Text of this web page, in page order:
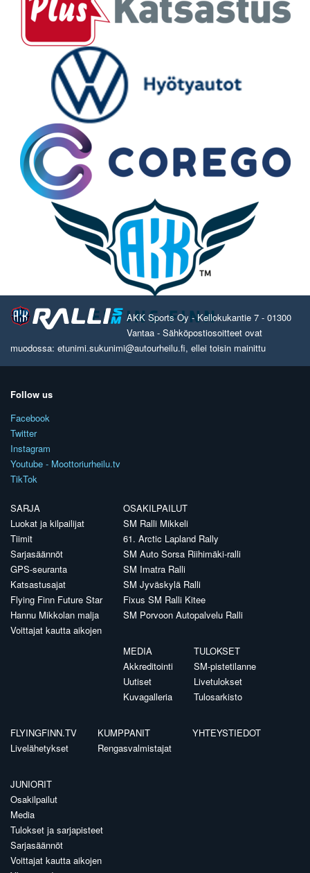
AKK Sports Oy - Kellokukantie 7 - 01300
Vantaa - Sähköpostiosoitteet ovat
muodossa: etunimi.sukunimi@autourheilu.fi, ellei toisin mainittu
Follow us
Facebook
Twitter
Instagram
Youtube - Moottoriurheilu.tv
TikTok
SARJA
Luokat ja kilpailijat
Tiimit
Sarjasäännöt
GPS-seuranta
Katsastusajat
Flying Finn Future Star
Hannu Mikkolan malja
Voittajat kautta aikojen
OSAKILPAILUT
SM Ralli Mikkeli
61. Arctic Lapland Rally
SM Auto Sorsa Riihimäki-ralli
SM Imatra Ralli
SM Jyväskylä Ralli
Fixus SM Ralli Kitee
SM Porvoon Autopalvelu Ralli
MEDIA
Akkreditointi
Uutiset
Kuvagalleria
TULOKSET
SM-pistetilanne
Livetulokset
Tulosarkisto
FLYINGFINN.TV
Livelähetykset
KUMPPANIT
Rengasvalmistajat
YHTEYSTIEDOT
JUNIORIT
Osakilpailut
Media
Tulokset ja sarjapisteet
Sarjasäännöt
Voittajat kautta aikojen